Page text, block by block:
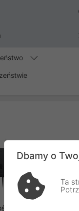
i
Dbamy o
Ta